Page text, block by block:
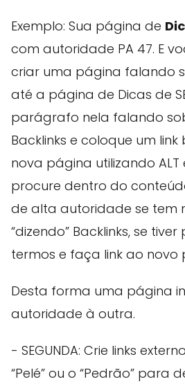
Exemplo: Sua página de
com autoridade PA 47. E
criar uma página falando
até a página de Dicas de
parágrafo nela falando
Backlinks e coloque um
nova página utilizando ALT
procure dentro do
de alta autoridade se tem
“dizendo” Backlinks, se
termos e faça link ao novo
Desta forma uma página
autoridade à outra.
- SEGUNDA: Crie links
“Pelé” ou o “Pedrão” para